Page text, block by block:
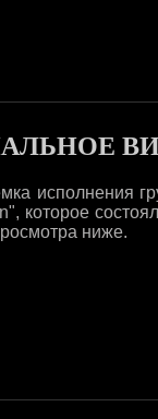
исполнения
которое
ниже.